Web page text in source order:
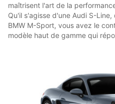
maîtrisent l'art de la
Qu'il s'agisse d'une Audi S-
BMW M-Sport, vous avez le
modèle haut de gamme qui